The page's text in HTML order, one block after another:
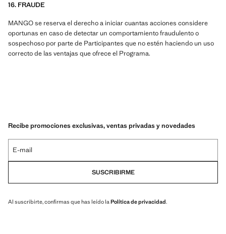
16. FRAUDE
MANGO se reserva el derecho a iniciar cuantas acciones considere
oportunas en caso de detectar un comportamiento fraudulento o
sospechoso por parte de Participantes que no estén haciendo un uso
correcto de las ventajas que ofrece el Programa.
Recibe promociones exclusivas, ventas privadas y novedades
E-mail
SUSCRIBIRME
Al suscribirte, confirmas que has leído laPolítica de privacidad.